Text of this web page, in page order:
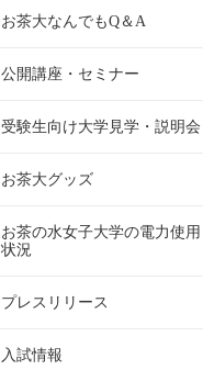
お茶大なんでもQ＆A
公開講座・セミナー
受験生向け大学見学・説明会
お茶大グッズ
お茶の水女子大学の電力使用
状況
プレスリリース
入試情報